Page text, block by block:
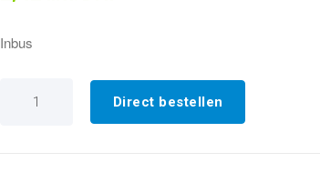
Inbus
Inbusschroef
Direct bestellen